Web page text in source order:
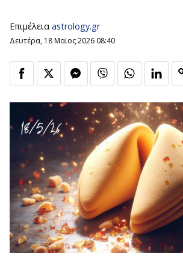
Επιμέλεια astrology.gr
Δευτέρα, 18 Μαϊος 2026 08:40